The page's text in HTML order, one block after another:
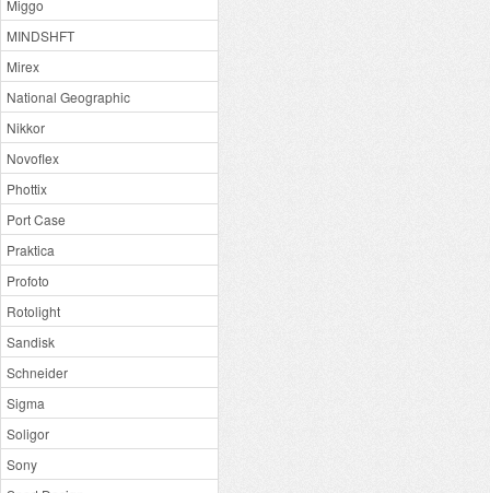
Miggo
MINDSHFT
Mirex
National Geographic
Nikkor
Novoflex
Phottix
Port Case
Praktica
Profoto
Rotolight
Sandisk
Schneider
Sigma
Soligor
Sony